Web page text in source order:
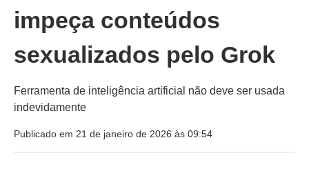
impeça conteúdos
sexualizados pelo Grok
Ferramenta de inteligência artificial não deve ser usada
indevidamente
Publicado em 21 de janeiro de 2026 às 09:54